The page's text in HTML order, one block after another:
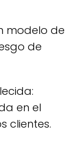
modelo de
de
en el
clientes.